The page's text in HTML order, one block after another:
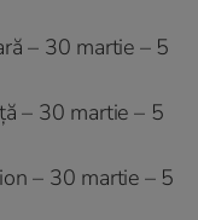
– 30 martie – 5
– 30 martie – 5
– 30 martie – 5